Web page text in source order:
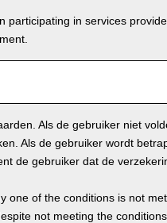
participating in services
Als de gebruiker niet
Als de gebruiker wordt
de gebruiker dat de
one of the conditions is not
not meeting the